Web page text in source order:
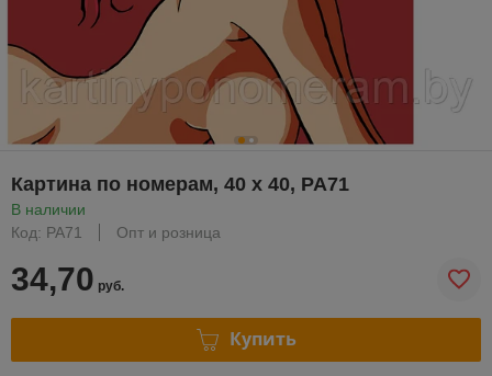
Картина по номерам, 40 x 40, PA71
В наличии
Код: PA71
Опт и розница
34,70 руб.
Купить